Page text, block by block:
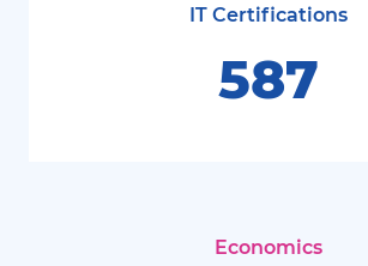
IT Certifications
587
Economics